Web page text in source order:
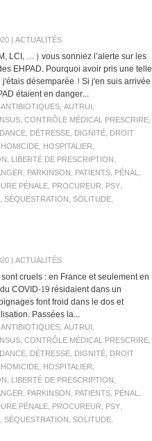
| ACTUALITÉS
LCI, …) vous sonniez l’alerte sur les
EHPAD. Pourquoi avoir pris une telle
désemparée ! Si j'en suis arrivée
étaient en danger...
ANTIBIOTIQUES, AUTRUI,
, CONTRÔLE MÉDICAL PRESCRIRE,
, DÉTRESSE, DIGNITÉ, DROIT
HOMICIDE, HOSPITALIER,
, LIBERTÉ DE PRESCRIPTION,
, PARKINSON, PATIENTS, PÉNAL,
PÉNALE, PROCUREUR, PSY,
, SÉQUESTRATION, SOLITUDE,
| ACTUALITÉS
cruels : en France et seulement en
COVID-19 résidaient dans un
font froid dans le dos et
Passées la...
ANTIBIOTIQUES, AUTRUI,
, CONTRÔLE MÉDICAL PRESCRIRE,
, DÉTRESSE, DIGNITÉ, DROIT
HOMICIDE, HOSPITALIER,
, LIBERTÉ DE PRESCRIPTION,
, PARKINSON, PATIENTS, PÉNAL,
PÉNALE, PROCUREUR, PSY,
, SÉQUESTRATION, SOLITUDE,